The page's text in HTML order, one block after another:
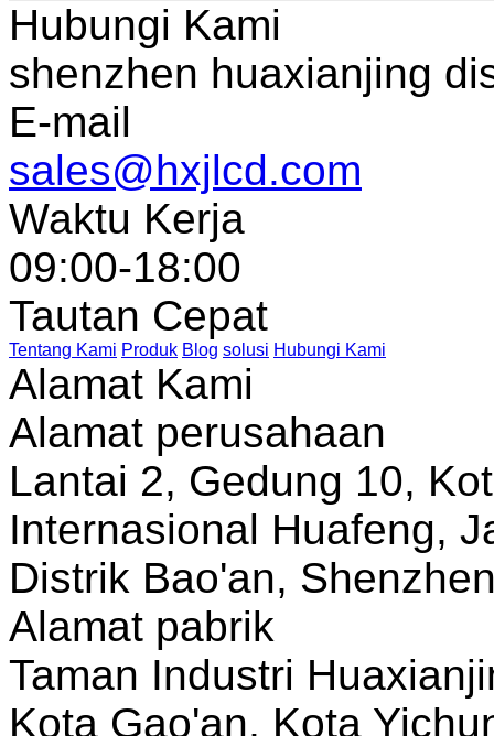
Hubungi Kami
shenzhen huaxianjing
E-mail
sales@hxjlcd.com
Waktu Kerja
09:00-18:00
Tautan Cepat
Tentang Kami Produk Blog solusi Hubungi Kami
Alamat Kami
Alamat perusahaan
Lantai 2, Gedung 10,
Internasional Huafeng,
Distrik Bao'an,
Alamat pabrik
Taman Industri
Kota Gao'an, Kota